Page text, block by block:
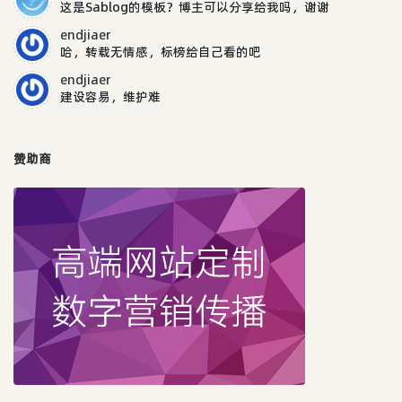
这是Sablog的模板？博主可以分享给我吗，谢谢
endjiaer
哈，转载无情感，标榜给自己看的吧
endjiaer
建设容易，维护难
赞助商